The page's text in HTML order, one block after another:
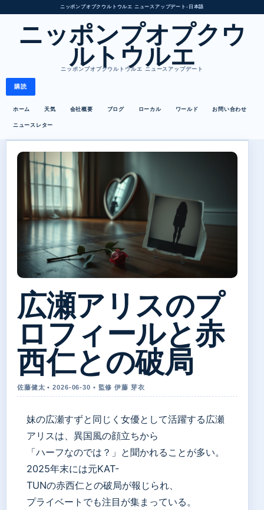
ニッポンプオプクウルトウルエ ニュースアップデート • 日本語
ニッポンプオプクウ
ルトウルエ
ニッポンプオプクウルトウルエ ニュースアップデート
購読
ホーム 天気 会社概要 ブログ ローカル ワールド お問い合わせ
ニュースレター
広瀬アリスのプ
ロフィールと赤
西仁との破局
佐藤健太 • 2026-06-30 • 監修 伊藤 芽衣
妹の広瀬すずと同じく女優として活躍する広瀬
アリスは、異国風の顔立ちから
「ハーフなのでは？」と聞かれることが多い。
2025年末には元KAT-
TUNの赤西仁との破局が報じられ、
プライベートでも注目が集まっている。